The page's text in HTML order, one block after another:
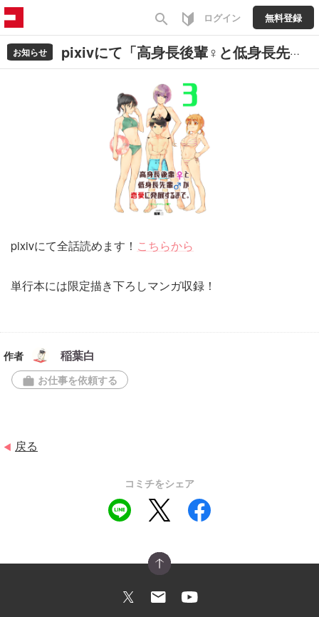
search ログイン 無料登録
お知らせ pixivにて「高身長後輩♀と低身長先輩♂が恋愛に発展するまで」配信中！
pixivにて全話読めます！ こちらから
単行本には限定描き下ろしマンガ収録！
作者 稲葉白
work お仕事を依頼する
◀ 戻る
コミチをシェア